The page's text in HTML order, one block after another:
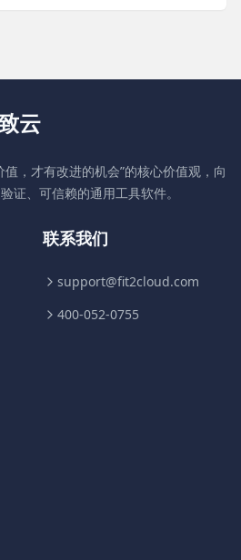
云
，才有改进的机会”的核心价值观，向
证、可信赖的通用工具软件。
联系我们
support@fit2cloud.com
400-052-0755